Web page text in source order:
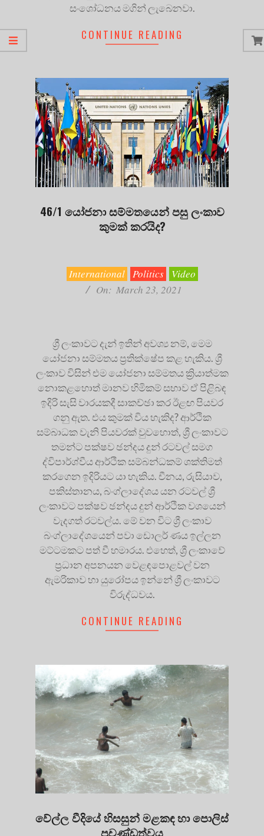
සංශෝධනය මගින් ලැබෙනවා.
CONTINUE READING
46/1 යෝජනා සම්මතයෙන් පසු ලංකාව
කුමක් කරයිද?
International Politics
Video
On: March 23, 2021
ශ්‍රී ලංකාවට දැන් ඉතින් අවශ්‍ය නම්, මෙම
යෝජනා සම්මතය ප්‍රතික්ෂේප කළ හැකිය. ශ්‍රී
ලංකාව විසින් එම යෝජනා සම්මතය ක්‍රියාත්මක
නොකළහොත් මානව හිමිකම් සභාව ඒ පිළිබඳ
ඉදිරි සැසි වාරයකදී සාකච්ඡා කර ඊළඟ පියවර
ගනු ඇත. එය කුමක් විය හැකිද? ආර්ථික
සම්බාධක වැනි පියවරක් වුවහොත්, ශ්‍රී ලංකාවට
තමන්ට පක්ෂව ඡන්දය දුන් රටවල් සමග
ද්විපාර්ශ්වීය ආර්ථික සම්බන්ධකම් ශක්තිමත්
කරගෙන ඉදිරියට යා හැකිය. චීනය, රුසියාව,
පකිස්තානය, බංග්ලාදේශය යන රටවල් ශ්‍රී
ලංකාවට පක්ෂව ඡන්දය දුන් ආර්ථික වශයෙන්
වැදගත් රටවල්ය. මේ වන විට ශ්‍රී ලංකාව
බංග්ලාදේශයෙන් පවා ඩොලර් ණය ඉල්ලන
මට්ටමකට පත් වී හමාරය. එහෙත්, ශ්‍රී ලංකාවේ
ප්‍රධාන අපනයන වෙළඳපොළවල් වන
ඇමරිකාව හා යුරෝපය ඉන්නේ ශ්‍රී ලංකාවට
විරුද්ධවය.
CONTINUE READING
වේල්ල වීදියේ හිසසුන් මළකඳ හා පොලිස්
ප්‍රචණ්ඩත්වය